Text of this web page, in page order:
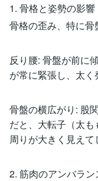
1. 骨格と姿勢の影響
骨格の歪み、特に骨
反り腰: 骨盤が前に
が常に緊張し、太く
骨盤の横広がり: 股
だと、大転子（太
周りが大きく見えて
2. 筋肉のアンバラン